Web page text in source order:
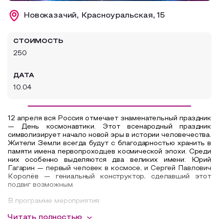
Образовательный туризм
Новоказачий, Красноуральская, 15
СТОИМОСТЬ
250
ДАТА
10.04
12 апреля вся Россия отмечает знаменательный праздник
— День космонавтики. Этот всенародный праздник
символизирует начало новой эры в истории человечества.
Жители Земли всегда будут с благодарностью хранить в
памяти имена первопроходцев космической эпохи. Среди
них особенно выделяются два великих имени: Юрий
Гагарин — первый человек в космосе, и Сергей Павлович
Королёв — гениальный конструктор, сделавший этот
подвиг возможным.
В программе мероприятия:
- познавательная видеопрезентация, во время
Читать полностью